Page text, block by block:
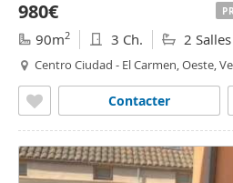
980€
90m2 3 Ch. 2
Centro Ciudad - El Carmen, Oeste,
Contacter